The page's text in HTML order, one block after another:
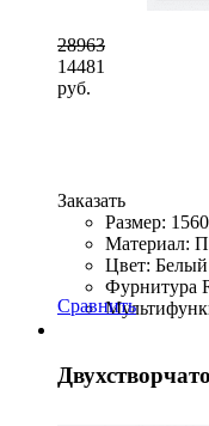
28963
14481
руб.
Заказать
Размер:
Материал:
Цвет: Белый
Фурнитура
Сравнить